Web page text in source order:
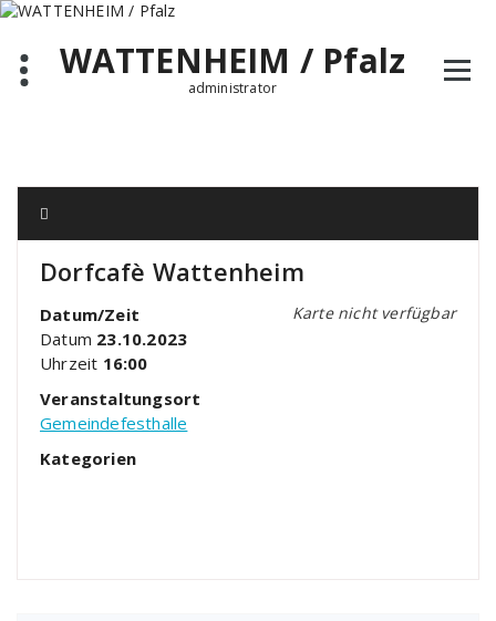
Zum
springenWATTENHEIM / Pfalz
administrator
Dorfcafè Wattenheim
Karte nicht verfügbar
Datum/Zeit
Datum 23.10.2023
Uhrzeit 16:00
Veranstaltungsort
Gemeindefesthalle
Kategorien